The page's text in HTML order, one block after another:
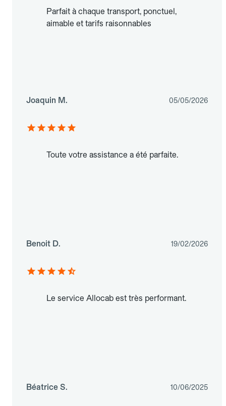
Parfait à chaque transport, ponctuel,
aimable et tarifs raisonnables
Joaquin M. 05/05/2026
Toute votre assistance a été parfaite.
Benoit D. 19/02/2026
Le service Allocab est très performant.
Béatrice S. 10/06/2025